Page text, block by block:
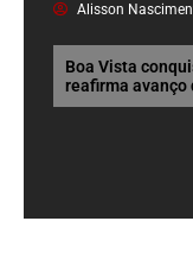
Alisson
Boa Vista
reafirma avanço